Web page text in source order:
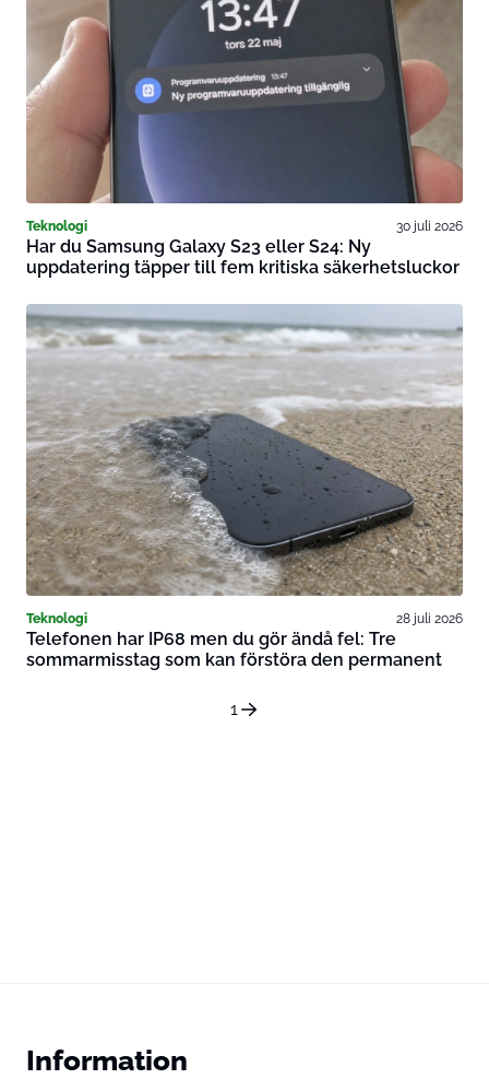
Teknologi 30 juli 2026
Har du Samsung Galaxy S23 eller S24: Ny
uppdatering täpper till fem kritiska säkerhetsluckor
Teknologi 28 juli 2026
Telefonen har IP68 men du gör ändå fel: Tre
sommarmisstag som kan förstöra den permanent
1
Information